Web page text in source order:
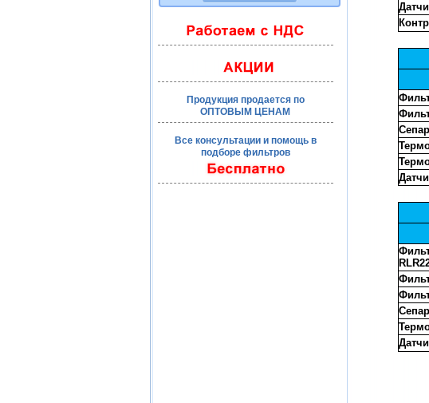
Продукция продается по
ОПТОВЫМ ЦЕНАМ
Все консультации и помощь в
подборе фильтров